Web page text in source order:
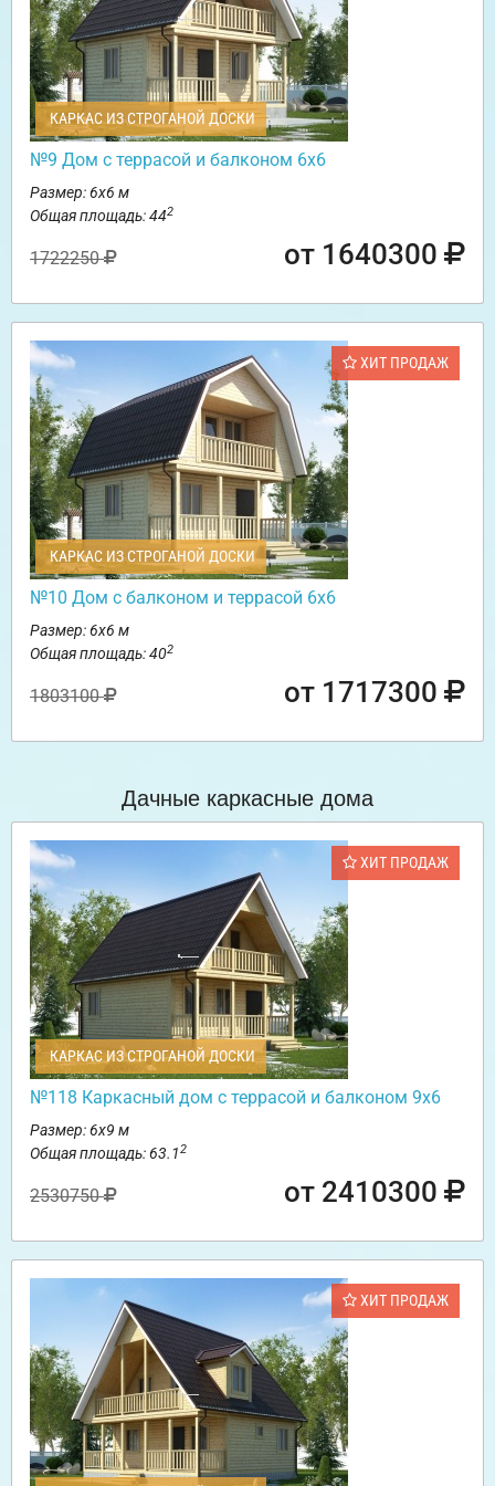
КАРКАС ИЗ СТРОГАНОЙ ДОСКИ
№9 Дом с террасой и балконом 6х6
Размер: 6х6 м
Общая площадь: 442
1722250 от 1640300
ХИТ ПРОДАЖ
КАРКАС ИЗ СТРОГАНОЙ ДОСКИ
№10 Дом с балконом и террасой 6х6
Размер: 6х6 м
Общая площадь: 402
1803100 от 1717300
Дачные каркасные дома
ХИТ ПРОДАЖ
КАРКАС ИЗ СТРОГАНОЙ ДОСКИ
№118 Каркасный дом с террасой и балконом 9х6
Размер: 6х9 м
Общая площадь: 63.12
2530750 от 2410300
ХИТ ПРОДАЖ